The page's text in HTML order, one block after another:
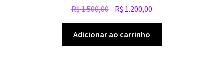
R$1.500,00
preço
original
era:
R$ 1.200,00
preço
é:
Adicionar ao carrinho